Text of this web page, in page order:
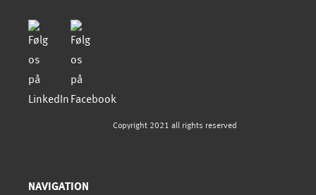
Copyright 2021 all rights reserved
NAVIGATION